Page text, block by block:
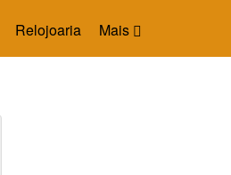
Mais
Relojoaria